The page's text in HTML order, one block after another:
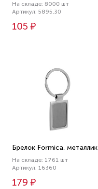
На складе: 8000 шт
Артикул: 5895.30
105 ₽
Брелок Formica, металлик
На складе: 1761 шт
Артикул: 16360
179 ₽